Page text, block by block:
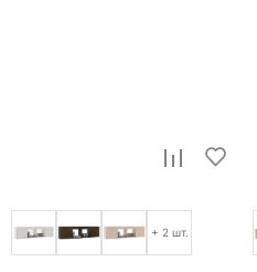
+ 2 шт.